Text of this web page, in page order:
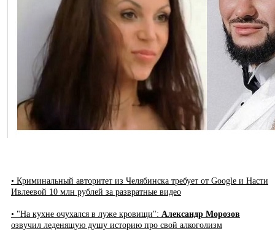
• Криминальный авторитет из Челябинска требует от Google и Насти
Ивлеевой 10 млн рублей за развратные видео
• "На кухне очухался в луже кровищи": Александр Морозов
озвучил леденящую душу историю про свой алкоголизм